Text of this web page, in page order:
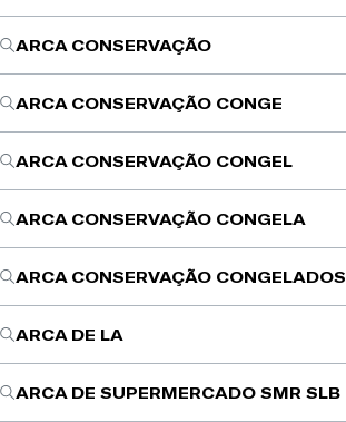
ARCA CONSERVAÇÃO
ARCA CONSERVAÇÃO CONGE
ARCA CONSERVAÇÃO CONGEL
ARCA CONSERVAÇÃO CONGELA
ARCA CONSERVAÇÃO CONGELADOS
ARCA DE LA
ARCA DE SUPERMERCADO SMR SLB